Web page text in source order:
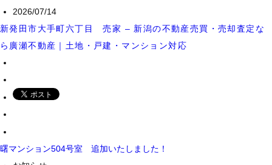
2026/07/14
新発田市大手町六丁目 売家 – 新潟の不動産売買・売却査定な
ら廣瀬不動産｜土地・戸建・マンション対応
曙マンション504号室 追加いたしました！